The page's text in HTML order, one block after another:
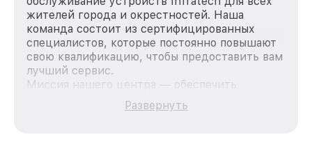
жителей города и окрестностей. Наша
команда состоит из сертифицированных
специалистов, которые постоянно повышают
свою квалификацию, чтобы предоставить вам
лучший сервис.
Миссия нашего центра — обеспечить
качественный и доступный ремонт для
каждого пользователя продукции Infratech,
Развернуть